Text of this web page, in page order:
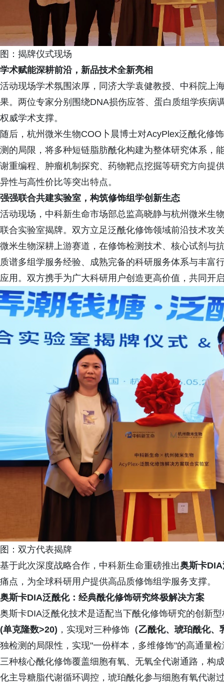
图：揭牌仪式现场
学术赋能深耕前沿，新品技术全新亮相
活动现场学术氛围浓厚，同济大学袁健教授、中科院上
果。两位专家分别围绕DNA损伤应答、蛋白质组学疾病
权威学术支撑。
随后，杭州微米生物COO卜晨博士对AcyPlex泛酰化修
测的局限，将多种短链脂肪酰化构建为整体研究体系，
谢重编程、肿瘤机制探究、药物靶点挖掘等研究方向提
异性与高性价比等突出特点。
强强联合共建实验室，构筑修饰组学创新生态
活动现场，中科新生命市场部总监高晓静与杭州微米生
联合实验室揭牌。双方立足泛酰化修饰领域前沿技术攻
微米生物深耕上游赛道，在修饰检测技术、核心试剂与
质谱多组学服务经验、成熟完备的科研服务体系与丰富
应用。双方携手为广大科研用户创造更高价值，共同开
图：双方代表揭牌
基于此次深度战略合作，中科新生命重磅推出奥斯卡
痛点，为全球科研用户提供高品质修饰组学服务支撑。
奥斯卡DIA泛酰化：经典酰化修饰研究终极解决方案
奥斯卡DIA泛酰化技术是适配当下酰化修饰研究的创新
(单克隆数>20) ，实现对三种修饰 （乙酰化、琥珀酰化、
独检测的局限性，实现"一份样本，多维修饰"的高通量检
三种核心酰化修饰覆盖细胞有氧、无氧全代谢通路，构
化主导糖脂代谢循环调控，琥珀酰化参与细胞有氧代谢